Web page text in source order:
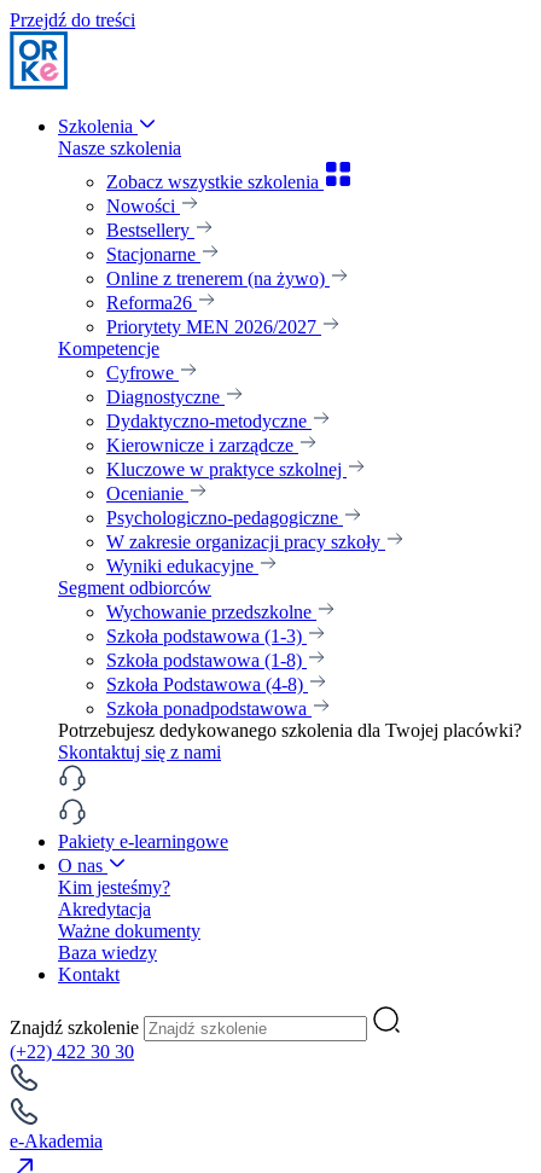
Przejdź do treści
Szkolenia
Nasze szkolenia
Zobacz wszystkie szkolenia
Nowości
Bestsellery
Stacjonarne
Online z trenerem (na żywo)
Reforma26
Priorytety MEN 2026/2027
Kompetencje
Cyfrowe
Diagnostyczne
Dydaktyczno-metodyczne
Kierownicze i zarządcze
Kluczowe w praktyce szkolnej
Ocenianie
Psychologiczno-pedagogiczne
W zakresie organizacji pracy szkoły
Wyniki edukacyjne
Segment odbiorców
Wychowanie przedszkolne
Szkoła podstawowa (1-3)
Szkoła podstawowa (1-8)
Szkoła Podstawowa (4-8)
Szkoła ponadpodstawowa
Potrzebujesz dedykowanego szkolenia dla Twojej placówki?
Skontaktuj się z nami
Pakiety e-learningowe
O nas
Kim jesteśmy?
Akredytacja
Ważne dokumenty
Baza wiedzy
Kontakt
Znajdź szkolenie
(+22) 422 30 30
e-Akademia